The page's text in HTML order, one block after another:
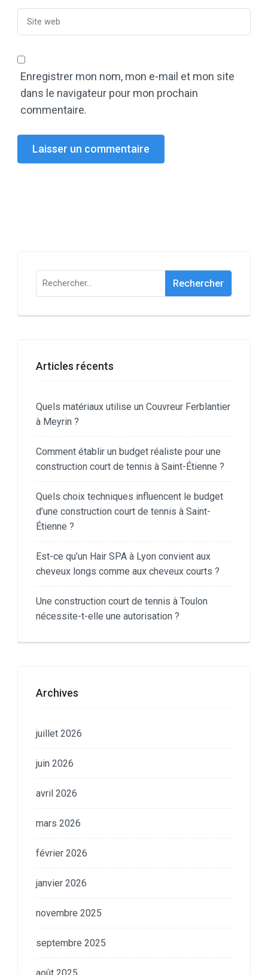
Enregistrer mon nom, mon e-mail et mon site
dans le navigateur pour mon prochain
commentaire.
Rechercher :
Articles récents
Quels matériaux utilise un Couvreur Ferblantier
à Meyrin ?
Comment établir un budget réaliste pour une
construction court de tennis à Saint-Étienne ?
Quels choix techniques influencent le budget
d’une construction court de tennis à Saint-
Étienne ?
Est-ce qu’un Hair SPA à Lyon convient aux
cheveux longs comme aux cheveux courts ?
Une construction court de tennis à Toulon
nécessite-t-elle une autorisation ?
Archives
juillet 2026
juin 2026
avril 2026
mars 2026
février 2026
janvier 2026
novembre 2025
septembre 2025